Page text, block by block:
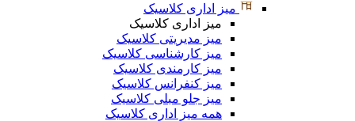
میز اداری کلاسیک
میز اداری کلاسیک
میز مدیریتی کلاسیک
میز کارشناسی کلاسیک
میز کارمندی کلاسیک
میز کنفرانس کلاسیک
میز جلو مبلی کلاسیک
همه میز اداری کلاسیک